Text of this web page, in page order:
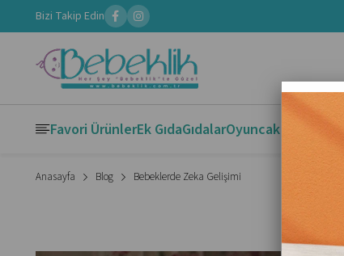
Bizi Takip Edin
Favori ÜrünlerEk GıdaGıdalarOyuncakKitaplar
Anasayfa Blog Bebeklerde Zeka Gelişimi